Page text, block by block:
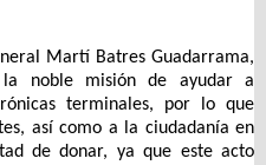
Martí Batres Guadarrama,
noble misión de ayudar a
terminales, por lo que
así como a la ciudadanía en
de donar, ya que este acto